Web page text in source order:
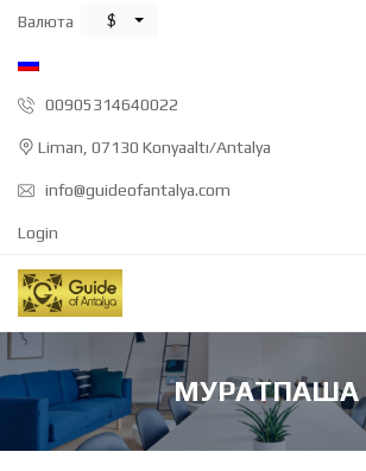
Валюта $
00905314640022
Liman, 07130 Konyaaltı/Antalya
info@guideofantalya.com
Login
МУРАТПАША